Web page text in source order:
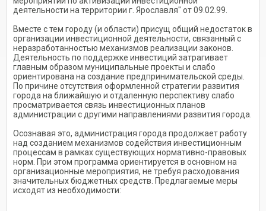
деятельности на территории г. Ярославля" от 09.02.99.
Вместе с тем городу (и области) присущ общий недостаток в
организации инвестиционной деятельности, связанный с
неразработанностью механизмов реализации законов.
Деятельность по поддержке инвестиций затрагивает
главным образом муниципальные проекты и слабо
ориентирована на создание предпринимательской среды.
По причине отсутствия оформленной стратегии развития
города на ближайшую и отдаленную перспективу слабо
просматривается связь инвестиционных планов
администрации с другими направлениями развития города.
Осознавая это, администрация города продолжает работу
над созданием механизмов содействия инвестиционным
процессам в рамках существующих нормативно-правовых
норм. При этом программа ориентируется в основном на
организационные мероприятия, не требуя расходования
значительных бюджетных средств. Предлагаемые меры
исходят из необходимости: